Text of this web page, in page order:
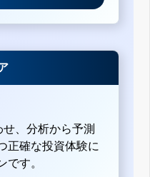
、分析から予測
正確な投資体験に
です。